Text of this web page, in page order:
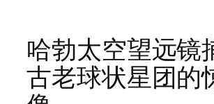
哈勃太空望远镜
古老球状星团的